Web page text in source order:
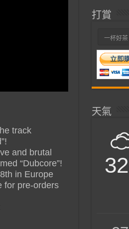
track
and brutal
“Dubcore”!
in Europe
for pre-orders
打賞
天氣
32